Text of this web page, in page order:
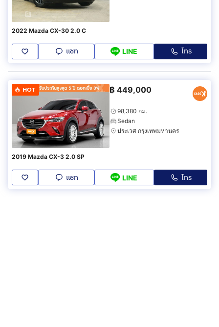
2022 Mazda CX-30 2.0 C
แชท LINE โทร
HOT ฿ 449,000
98,380 กม.
Sedan
ประเวศ กรุงเทพมหานคร
2019 Mazda CX-3 2.0 SP
แชท LINE โทร